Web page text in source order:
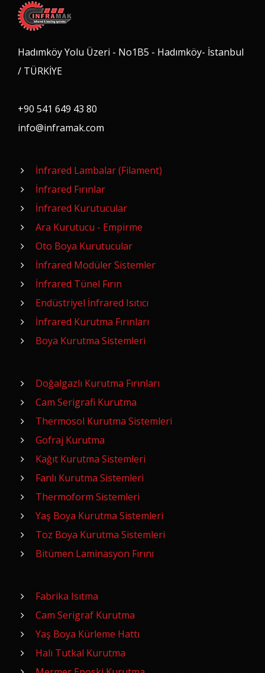
Hadımköy Yolu Üzeri - No1B5 - Hadımköy- İstanbul
/ TÜRKİYE
+90 541 649 43 80
info@inframak.com
İnfrared Lambalar (Filament)
İnfrared Fırınlar
İnfrared Kurutucular
Ara Kurutucu - Empirme
Oto Boya Kurutucular
İnfrared Modüler Sistemler
İnfrared Tünel Fırın
Endüstriyel İnfrared Isıtıcı
İnfrared Kurutma Fırınları
Boya Kurutma Sistemleri
Doğalgazlı Kurutma Fırınları
Cam Serigrafi Kurutma
Thermosol Kurutma Sistemleri
Gofraj Kurutma
Kağıt Kurutma Sistemleri
Fanlı Kurutma Sistemleri
Thermoform Sistemleri
Yaş Boya Kurutma Sistemleri
Toz Boya Kurutma Sistemleri
Bitümen Laminasyon Fırını
Fabrika Isıtma
Cam Serigraf Kurutma
Yaş Boya Kürleme Hattı
Halı Tutkal Kurutma